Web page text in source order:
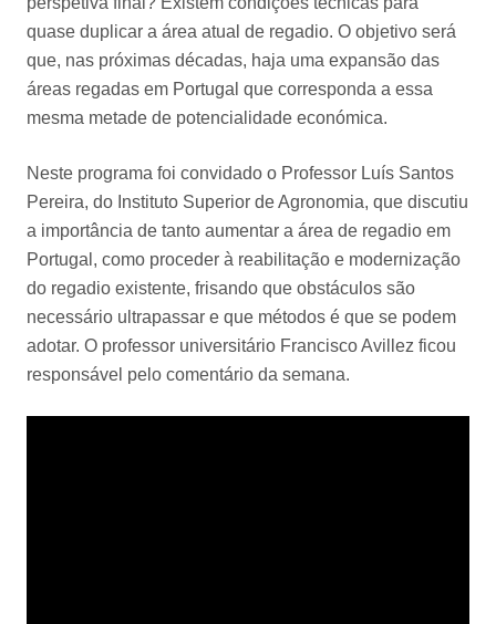
quase duplicar a área atual de regadio. O objetivo será
que, nas próximas décadas, haja uma expansão das
áreas regadas em Portugal que corresponda a essa
mesma metade de potencialidade económica.
Neste programa foi convidado o Professor Luís Santos
Pereira, do Instituto Superior de Agronomia, que discutiu
a importância de tanto aumentar a área de regadio em
Portugal, como proceder à reabilitação e modernização
do regadio existente, frisando que obstáculos são
necessário ultrapassar e que métodos é que se podem
adotar. O professor universitário Francisco Avillez ficou
responsável pelo comentário da semana.